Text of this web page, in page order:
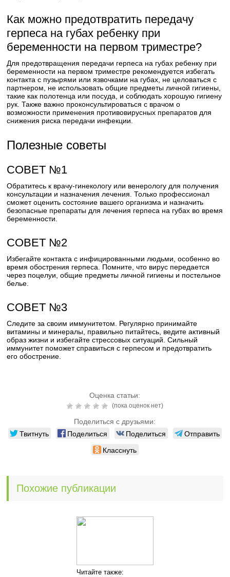
Как можно предотвратить передачу
герпеса на губах ребенку при
беременности на первом триместре?
Для предотвращения передачи герпеса на губах ребенку при
беременности на первом триместре рекомендуется избегать
контакта с пузырями или язвочками на губах, не целоваться с
партнером, не использовать общие предметы личной гигиены,
такие как полотенца или посуда, и соблюдать хорошую гигиену
рук. Также важно проконсультироваться с врачом о
возможности применения противовирусных препаратов для
снижения риска передачи инфекции.
Полезные советы
СОВЕТ №1
Обратитесь к врачу-гинекологу или венерологу для получения
консультации и назначения лечения. Только профессионал
сможет оценить состояние вашего организма и назначить
безопасные препараты для лечения герпеса на губах во время
беременности.
СОВЕТ №2
Избегайте контакта с инфицированными людьми, особенно во
время обострения герпеса. Помните, что вирус передается
через поцелуи, общие предметы личной гигиены и постельное
белье.
СОВЕТ №3
Следите за своим иммунитетом. Регулярно принимайте
витамины и минералы, правильно питайтесь, ведите активный
образ жизни и избегайте стрессовых ситуаций. Сильный
иммунитет поможет справиться с герпесом и предотвратить
его обострение.
Оценка статьи:
(пока оценок нет)
Поделиться с друзьями:
Твитнуть Поделиться Поделиться
Отправить
Класснуть
Похожие публикации
Читайте также: